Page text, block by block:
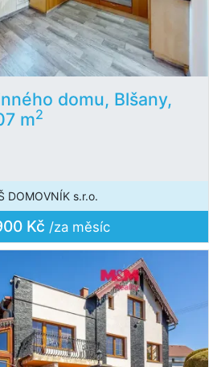
domu, Blšany,
m2
DOMOVNÍK s.r.o.
Kč /za měsíc